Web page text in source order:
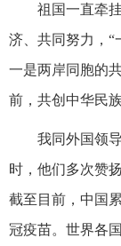
祖国一直牵
济、共同努力，“
一是两岸同胞的
前，共创中华民
我同外国领
时，他们多次赞
截至目前，中国
冠疫苗。世界各